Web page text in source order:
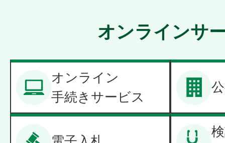
オンラインサ
オンライン
手続きサービス